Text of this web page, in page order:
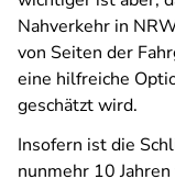
Nahverkehr in
von Seiten der
eine hilfreiche
geschätzt wird.
Insofern ist die
nunmehr 10